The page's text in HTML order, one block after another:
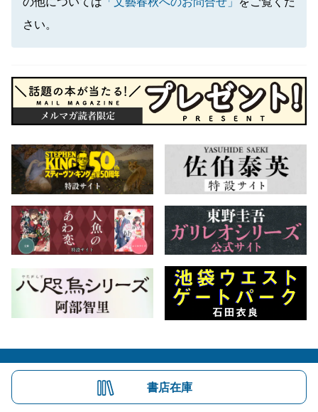
さい。
書店在庫
会社概要 自費出版のご案内 お問合せ
株式会社文藝春秋 文春オンライン Number Web
Copyright © Bungeishunju Ltd.